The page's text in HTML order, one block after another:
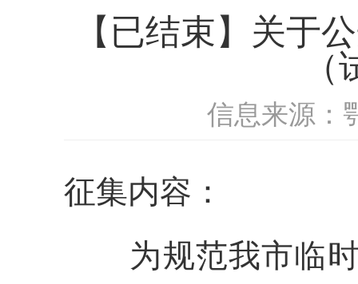
【已结束】关于
信息来源：
征集内容：
为规范我市临